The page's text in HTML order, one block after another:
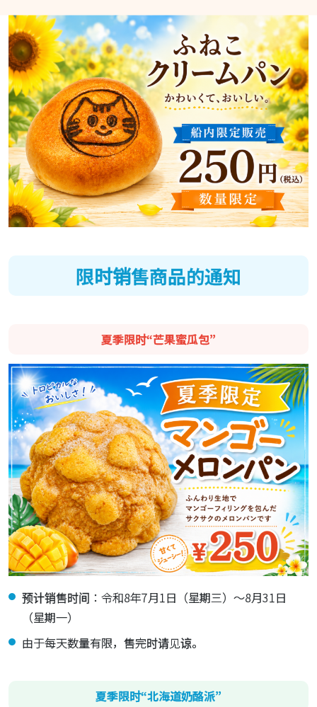
限时销售商品的通知
夏季限时“芒果蜜瓜包”
预计销售时间：令和8年7月1日（星期三）～8月31日
（星期一）
由于每天数量有限，售完时请见谅。
夏季限时“北海道奶酪派”